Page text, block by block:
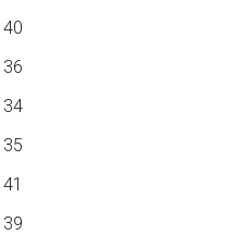
40
36
34
35
41
39